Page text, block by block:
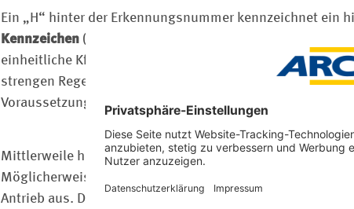
Ein „H“ hinter der Erkennungsnummer kennzeichnet ein
Kennzeichen (4) wird ein Fahrzeug als
einheitliche Kfz-Steuer, eine günstige Einstufung in der
strengen Regelungen der Umweltzonen ausgenommen
Voraussetzungen erfüllen. Die Erstzulassung muss z. B.
Mittlerweile haben Sie sicherlich schon das ein oder
Möglicherweise haben Sie sich auch gefragt, was es
Antrieb aus. Der Fahrer kann mit einem